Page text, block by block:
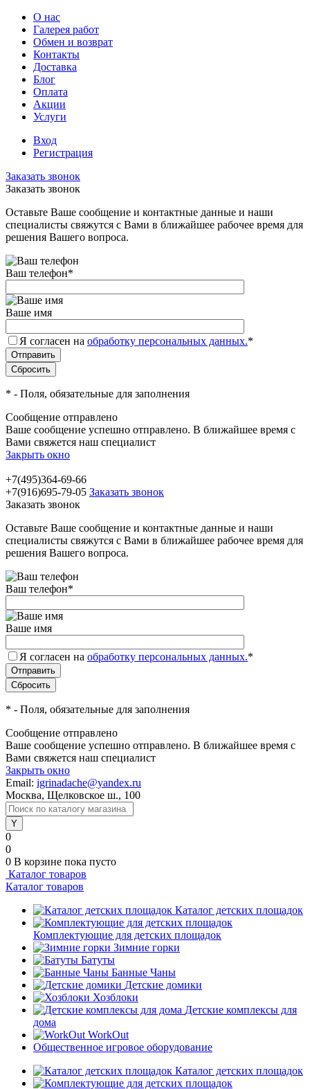
О нас
Галерея работ
Обмен и возврат
Контакты
Доставка
Блог
Оплата
Акции
Услуги
Вход
Регистрация
Заказать звонок
Заказать звонок
Оставьте Ваше сообщение и контактные данные и наши
специалисты свяжутся с Вами в ближайшее рабочее время для
решения Вашего вопроса.
Ваш телефон*
Ваше имя
Я согласен на обработку персональных данных.*
* - Поля, обязательные для заполнения
Сообщение отправлено
Ваше сообщение успешно отправлено. В ближайшее время с
Вами свяжется наш специалист
Закрыть окно
+7(495)364-69-66
+7(916)695-79-05 Заказать звонок
Заказать звонок
Оставьте Ваше сообщение и контактные данные и наши
специалисты свяжутся с Вами в ближайшее рабочее время для
решения Вашего вопроса.
Ваш телефон*
Ваше имя
Я согласен на обработку персональных данных.*
* - Поля, обязательные для заполнения
Сообщение отправлено
Ваше сообщение успешно отправлено. В ближайшее время с
Вами свяжется наш специалист
Закрыть окно
Email: igrinadache@yandex.ru
Москва, Щелковское ш., 100
0
0
0 В корзине пока пусто
Каталог товаров
Каталог товаров
Каталог детских площадок
Комплектующие для детских площадок
Зимние горки
Батуты
Банные Чаны
Детские домики
Хозблоки
Детские комплексы для
дома
WorkOut
Общественное игровое оборудование
Каталог детских площадок